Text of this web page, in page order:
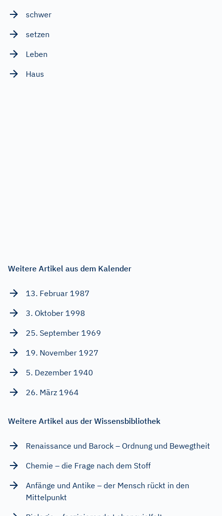
schwer
setzen
Leben
Haus
Weitere Artikel aus dem Kalender
13. Februar 1987
3. Oktober 1998
25. September 1969
19. November 1927
5. Dezember 1940
26. März 1964
Weitere Artikel aus der Wissensbibliothek
Renaissance und Barock – Ordnung und Bewegtheit
Chemie – die Frage nach dem Stoff
Anfänge und Antike – der Mensch rückt in den
Mittelpunkt